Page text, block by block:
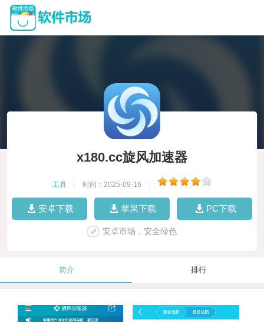
x180.cc旋风加速器
工具 时间：2025-09-16
安卓下载 苹果下载 PC下载
安卓市场，安全绿色
简介 排行